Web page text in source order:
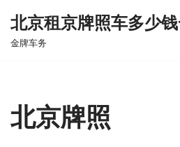
跳
北京租京牌照车多少钱
金牌车务
北京牌照